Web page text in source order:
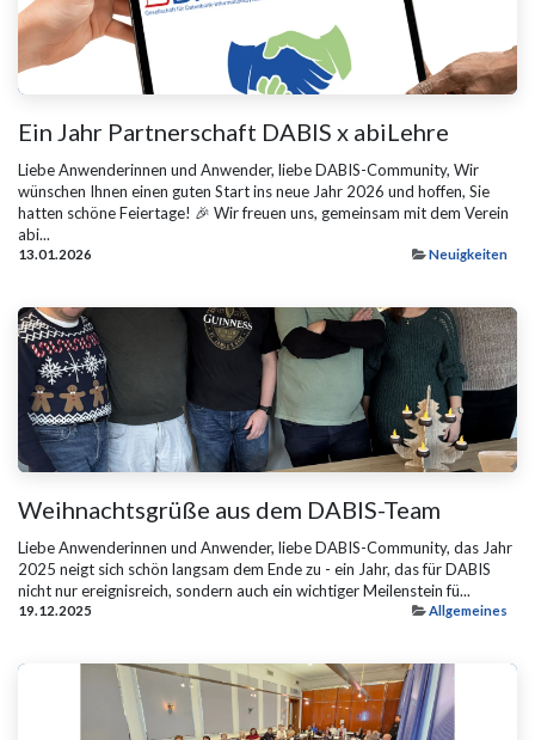
Ein Jahr Partnerschaft DABIS x abiLehre
Liebe Anwenderinnen und Anwender, liebe DABIS-Community, Wir
wünschen Ihnen einen guten Start ins neue Jahr 2026 und hoffen, Sie
hatten schöne Feiertage! 🎉 Wir freuen uns, gemeinsam mit dem Verein
abi...
13.01.2026 Neuigkeiten
Weihnachtsgrüße aus dem DABIS-Team
Liebe Anwenderinnen und Anwender, liebe DABIS-Community, das Jahr
2025 neigt sich schön langsam dem Ende zu - ein Jahr, das für DABIS
nicht nur ereignisreich, sondern auch ein wichtiger Meilenstein fü...
19.12.2025 Allgemeines